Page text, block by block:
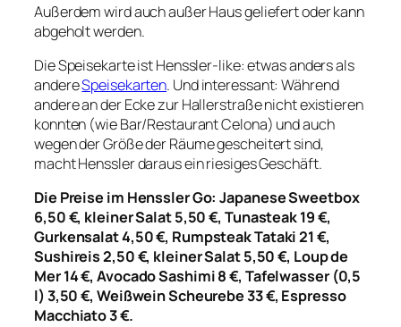
Außerdem wird auch außer Haus geliefert oder kann
abgeholt werden.
Die Speisekarte ist Henssler-like: etwas anders als
andereSpeisekarten. Und interessant: Während
andere an der Ecke zur Hallerstraße nicht existieren
konnten (wie Bar/Restaurant Celona) und auch
wegen der Größe der Räume gescheitert sind,
macht Henssler daraus ein riesiges Geschäft.
Die Preise im Henssler Go: Japanese Sweetbox
6,50 €, kleiner Salat 5,50 €, Tunasteak 19 €,
Gurkensalat 4,50 €, Rumpsteak Tataki 21 €,
Sushireis 2,50 €, kleiner Salat 5,50 €, Loup de
Mer 14 €, Avocado Sashimi 8 €, Tafelwasser (0,5
l) 3,50 €, Weißwein Scheurebe 33 €, Espresso
Macchiato 3 €.